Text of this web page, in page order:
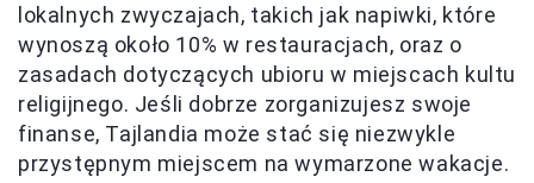
lokalnych zwyczajach, takich jak napiwki, które
wynoszą około 10% w restauracjach, oraz o
zasadach dotyczących ubioru w miejscach kultu
religijnego. Jeśli dobrze zorganizujesz swoje
finanse, Tajlandia może stać się niezwykle
przystępnym miejscem na wymarzone wakacje.